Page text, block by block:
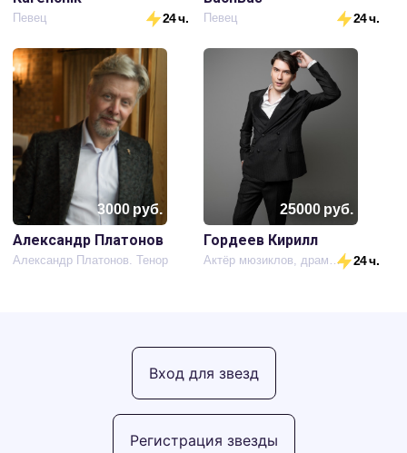
Певец 24 ч. Певец 24 ч.
3000руб.
Александр Платонов
Александр Платонов. Тенор
25000руб.
Гордеев Кирилл
Актёр мюзиклов, драмы, певец 24 ч.
Регистрация звезды
Вход для звезд